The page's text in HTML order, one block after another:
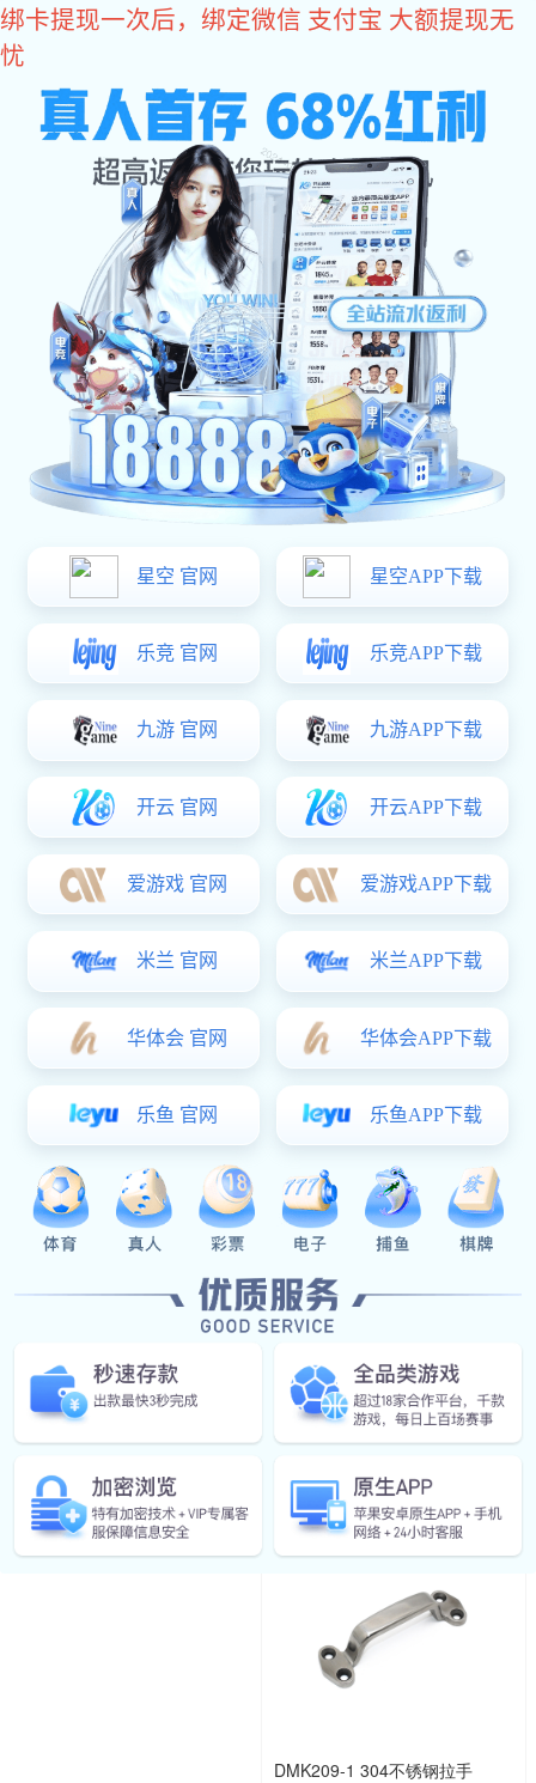
星空真人
您好，欢迎您光临星空真人商城！
星空真人
come2time.com
网站星空真人 关于星空真人
星空真人>产品中心>拉手系列>精密铸造拉手
铰链合页系列
不锈钢脱卸铰
不锈钢折弯铰
铁质扇形铰
铁质脱卸铰
不锈钢扇形铰
弹簧铰链
拉手系列
塑料拉手
精密铸造拉手
铁质拉手
锌合金拉手
搭扣系列
塑料搭扣
不锈钢搭扣
铁质搭扣
导向件
防水盖
限位装置
门锁系列
塑料拉手 精密铸造拉手
星空真人:LS556系列拉手
￥0.00
星空真人:DMK211系列不锈钢侧偏置斜拉手
￥13.00
星空真人:DMK210-2 304不锈钢
DMK209-1 304不锈钢拉手